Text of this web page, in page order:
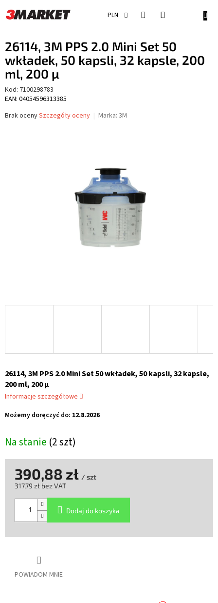
do
treści
PLN
26114, 3M PPS 2.0 Mini Set 50
wkładek, 50 kapsli, 32 kapsle, 200
ml, 200 μ
Kod: 7100298783
EAN: 04054596313385
Średnia
Brak ocenySzczegóły oceny Marka: 3M
Na stanie (2 szt)
Możemy doręczyć do: 12.8.2026
26114, 3M PPS 2.0 Mini Set 50 wkładek, 50 kapsli, 32 kapsle,
200 ml, 200 μ
Informacje szczegółowe
POWIADOM MNIE
390,88 zł / szt
317,79 zł bez VAT
jednostkowa:
Dodaj do koszyka